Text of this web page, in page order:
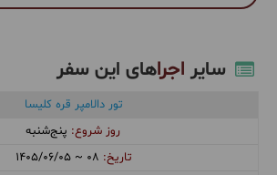
سایر اجراهای این سفر
تور دالامپر قره کلیسا
پنج‌شنبه
1405/06/05 ~ 08